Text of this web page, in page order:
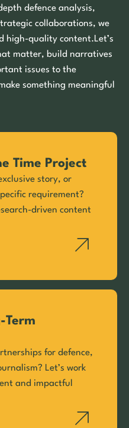
defence analysis,
collaborations, we
high-quality content.Let’s
matter, build narratives
issues to the
something meaningful
Time Project
story, or
requirement?
driven content
Term
for defence,
Let’s work
and impactful